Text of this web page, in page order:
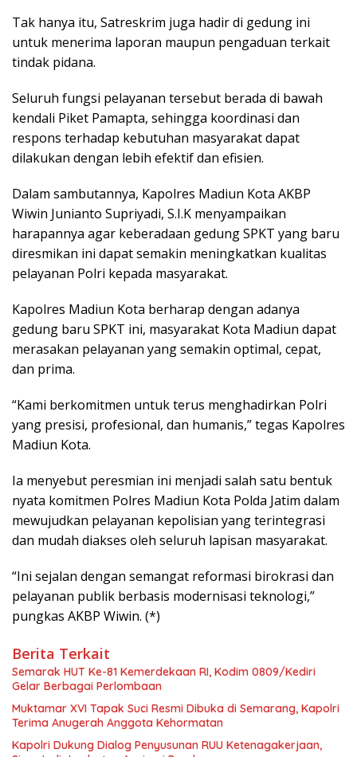
Tak hanya itu, Satreskrim juga hadir di gedung ini
untuk menerima laporan maupun pengaduan terkait
tindak pidana.
Seluruh fungsi pelayanan tersebut berada di bawah
kendali Piket Pamapta, sehingga koordinasi dan
respons terhadap kebutuhan masyarakat dapat
dilakukan dengan lebih efektif dan efisien.
Dalam sambutannya, Kapolres Madiun Kota AKBP
Wiwin Junianto Supriyadi, S.I.K menyampaikan
harapannya agar keberadaan gedung SPKT yang baru
diresmikan ini dapat semakin meningkatkan kualitas
pelayanan Polri kepada masyarakat.
Kapolres Madiun Kota berharap dengan adanya
gedung baru SPKT ini, masyarakat Kota Madiun dapat
merasakan pelayanan yang semakin optimal, cepat,
dan prima.
“Kami berkomitmen untuk terus menghadirkan Polri
yang presisi, profesional, dan humanis,” tegas Kapolres
Madiun Kota.
Ia menyebut peresmian ini menjadi salah satu bentuk
nyata komitmen Polres Madiun Kota Polda Jatim dalam
mewujudkan pelayanan kepolisian yang terintegrasi
dan mudah diakses oleh seluruh lapisan masyarakat.
“Ini sejalan dengan semangat reformasi birokrasi dan
pelayanan publik berbasis modernisasi teknologi,”
pungkas AKBP Wiwin. (*)
Berita Terkait
Semarak HUT Ke-81 Kemerdekaan RI, Kodim 0809/Kediri
Gelar Berbagai Perlombaan
Muktamar XVI Tapak Suci Resmi Dibuka di Semarang, Kapolri
Terima Anugerah Anggota Kehormatan
Kapolri Dukung Dialog Penyusunan RUU Ketenagakerjaan,